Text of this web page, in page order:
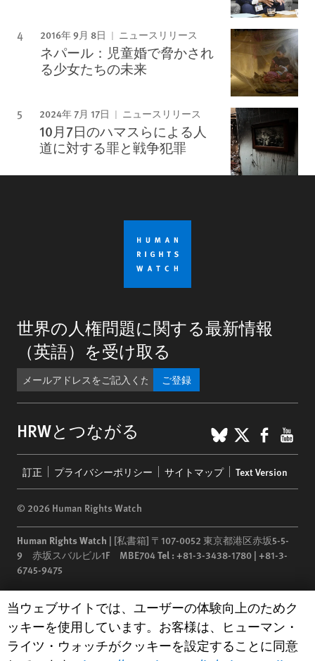
2016年 9月 8日 ニュースリリース
ネパール：児童婚で脅かされ
る少女たちの未来
2024年 7月 17日 ニュースリリース
10月7日のハマスらによる人
道に対する罪と戦争犯罪
世界の人権問題に関する最新情報
（英語）を受け取る
ご登録
HRWとつながる BlueSky
X
menu
訂正 プライバシーポリシー サイトマップ Text Version
© 2026 Human Rights Watch
Human Rights Watch | [私書箱] 〒107-0052 東京都港区赤坂5-5-
9 赤坂スバルビル1F MBE704Tel :+81-3-3438-1780 | +81-3-
6745-9475
under EIN: 13-2875808
Human Rights Watch cookie preferences
当ウェブサイトでは、ユーザーの体験向上のためク
ッキーを使用しています。お客様は、ヒューマン・
ライツ・ウォッチがクッキーを設定することに同意